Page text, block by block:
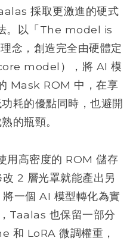
採取更激進的硬式
。以「The model is
念，創造完全由硬體定
model），將 AI 模
Mask ROM 中，在享
耗的優點同時，也避開
的瓶頸。
用高密度的 ROM 儲存
2 層光罩就能產出另
一個 AI 模型轉化為實
Taalas 也保留一部分
和 LoRA 微調權重，